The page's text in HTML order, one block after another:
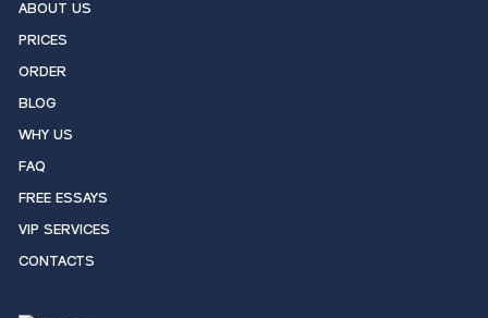
ABOUT US
PRICES
ORDER
BLOG
WHY US
FAQ
FREE ESSAYS
VIP SERVICES
CONTACTS